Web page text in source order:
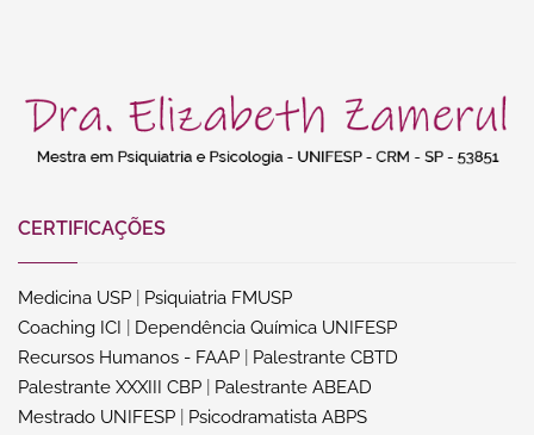
CERTIFICAÇÕES
Medicina USP
Psiquiatria FMUSP
Coaching ICI
Dependência Química UNIFESP
Recursos Humanos - FAAP
Palestrante CBTD
Palestrante XXXIII CBP
Palestrante ABEAD
Mestrado UNIFESP
Psicodramatista ABPS